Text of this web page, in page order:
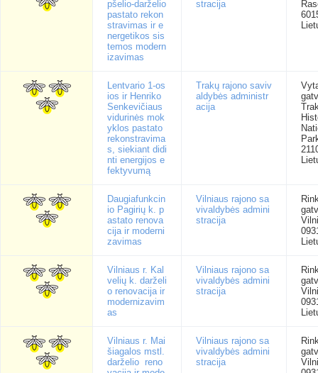
pšelio-darželio
pastato rekon
stravimas ir e
nergetikos sis
temos modern
izavimas
stracija
Lentvario 1-os
ios ir Henriko
Senkevičiaus
vidurinės mok
yklos pastato
rekonstravima
s, siekiant didi
nti energijos e
fektyvumą
Trakų rajono saviv
aldybės administr
acija
Daugiafunkcin
io Pagirių k. p
astato renova
cija ir moderni
zavimas
Vilniaus rajono sa
vivaldybės admini
stracija
Vilniaus r. Kal
velių k. darželi
o renovacija ir
modernizavim
as
Vilniaus rajono sa
vivaldybės admini
stracija
Vilniaus r. Mai
šiagalos mstl.
darželio reno
Vilniaus rajono sa
vivaldybės admini
stracija